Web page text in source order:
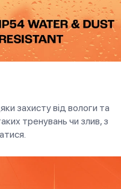
захисту від вологи та
тренувань чи злив, з